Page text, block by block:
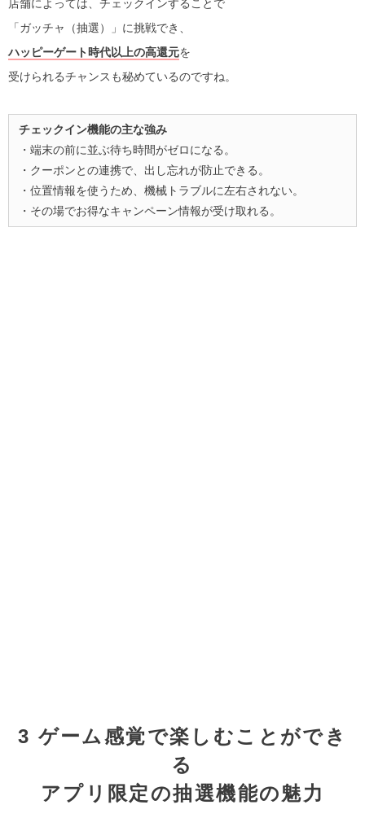
店舗によっては、チェックインすることで
「ガッチャ（抽選）」に挑戦でき、
ハッピーゲート時代以上の高還元を
受けられるチャンスも秘めているのですね。
チェックイン機能の主な強み
・端末の前に並ぶ待ち時間がゼロになる。
・クーポンとの連携で、出し忘れが防止できる。
・位置情報を使うため、機械トラブルに左右されない。
・その場でお得なキャンペーン情報が受け取れる。
3 ゲーム感覚で楽しむことができ
る
アプリ限定の抽選機能の魅力